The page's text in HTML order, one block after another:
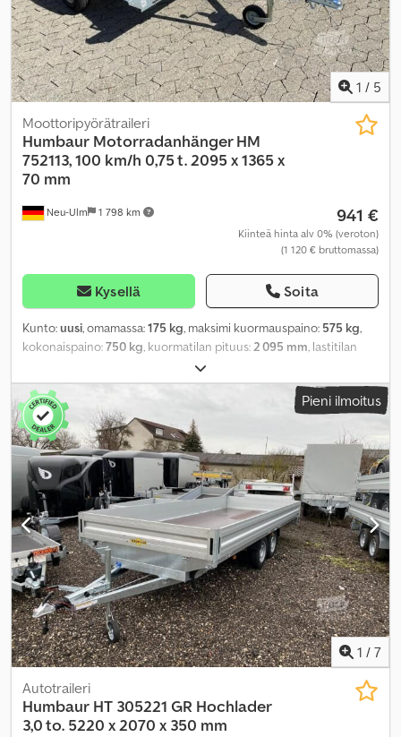
1 / 5
Neu-Ulm 1 798 km
Moottoripyörätraileri
Humbaur Motorradanhänger HM
752113, 100 km/h 0,75 t. 2095 x 1365 x
70 mm
941 €
Kiinteä hinta alv 0% (veroton)
(1 120 € bruttomassa)
Kysellä Soita
Kunto:uusi, omamassa:175 kg, maksimi kuormauspaino: 575 kg,
kokonaispaino:750 kg , kuormatilan pituus: 2 095 mm , lastitilan
, kuormatilan korkeus:
tilavuus:0,3 m³, väri:muu, rakennuskorkeus:980 mm, työleveys:
1 765 mm
Pieni ilmoitus
1 / 7
Autotraileri
Humbaur HT 305221 GR Hochlader
3,0 to. 5220 x 2070 x 350 mm